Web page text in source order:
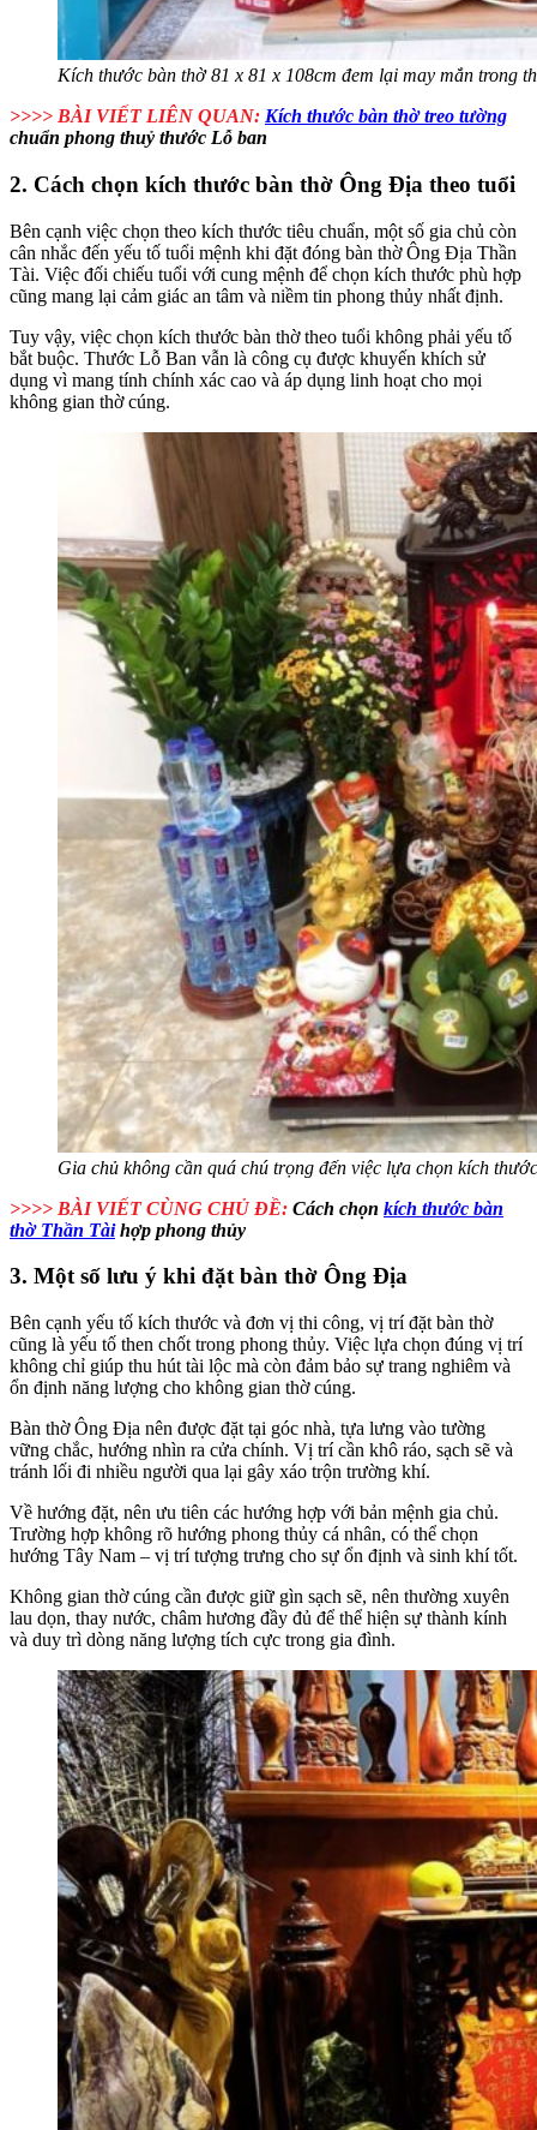
Kích thước bàn thờ 81 x 81 x 108cm đem lại may mắn trong
>>>> BÀI VIẾT LIÊN QUAN: Kích thước bàn thờ treo tường
chuẩn phong thuỷ thước Lỗ ban
2. Cách chọn kích thước bàn thờ Ông Địa theo tuổi
Bên cạnh việc chọn theo kích thước tiêu chuẩn, một số gia chủ còn
cân nhắc đến yếu tố tuổi mệnh khi đặt đóng bàn thờ Ông Địa Thần
Tài. Việc đối chiếu tuổi với cung mệnh để chọn kích thước phù hợp
cũng mang lại cảm giác an tâm và niềm tin phong thủy nhất định.
Tuy vậy, việc chọn kích thước bàn thờ theo tuổi không phải yếu tố
bắt buộc. Thước Lỗ Ban vẫn là công cụ được khuyến khích sử
dụng vì mang tính chính xác cao và áp dụng linh hoạt cho mọi
không gian thờ cúng.
Gia chủ không cần quá chú trọng đến việc lựa chọn kích
>>>> BÀI VIẾT CÙNG CHỦ ĐỀ: Cách chọn kích thước bàn
thờ Thần Tàihợp phong thủy
3. Một số lưu ý khi đặt bàn thờ Ông Địa
Bên cạnh yếu tố kích thước và đơn vị thi công, vị trí đặt bàn thờ
cũng là yếu tố then chốt trong phong thủy. Việc lựa chọn đúng vị trí
không chỉ giúp thu hút tài lộc mà còn đảm bảo sự trang nghiêm và
ổn định năng lượng cho không gian thờ cúng.
Bàn thờ Ông Địa nên được đặt tại góc nhà, tựa lưng vào tường
vững chắc, hướng nhìn ra cửa chính. Vị trí cần khô ráo, sạch sẽ và
tránh lối đi nhiều người qua lại gây xáo trộn trường khí.
Về hướng đặt, nên ưu tiên các hướng hợp với bản mệnh gia chủ.
Trường hợp không rõ hướng phong thủy cá nhân, có thể chọn
hướng Tây Nam – vị trí tượng trưng cho sự ổn định và sinh khí tốt.
Không gian thờ cúng cần được giữ gìn sạch sẽ, nên thường xuyên
lau dọn, thay nước, châm hương đầy đủ để thể hiện sự thành kính
và duy trì dòng năng lượng tích cực trong gia đình.